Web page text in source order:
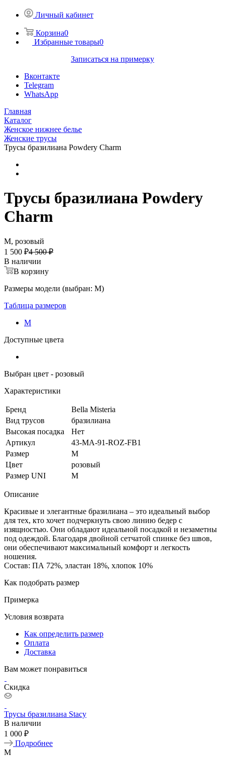
Личный кабинет
Корзина0
Избранные товары0
Записаться на примерку
Вконтакте
Telegram
WhatsApp
Главная
Каталог
Женское нижнее белье
Женские трусы
Трусы бразилиана Powdery Charm
Трусы бразилиана Powdery
Charm
M, розовый
1 500 ₽4 500 ₽
В наличии
В корзину
Размеры модели (выбран: M)
Таблица размеров
M
Доступные цвета
Выбран цвет - розовый
Характеристики
Бренд
Bella Misteria
Вид трусов
бразилиана
Высокая посадка
Нет
Артикул
43-MA-91-ROZ-FB1
Размер
M
Цвет
розовый
Размер UNI
M
Описание
Красивые и элегантные бразилиана – это идеальный выбор
для тех, кто хочет подчеркнуть свою линию бедер с
изящностью. Они обладают идеальной посадкой и незаметны
под одеждой. Благодаря двойной сетчатой спинке без швов,
они обеспечивают максимальный комфорт и легкость
ношения.
Состав: ПА 72%, эластан 18%, хлопок 10%
Как подобрать размер
Примерка
Условия возврата
Как определить размер
Оплата
Доставка
Вам может понравиться
Скидка
Трусы бразилиана Stacy
В наличии
1 000 ₽
Подробнее
M